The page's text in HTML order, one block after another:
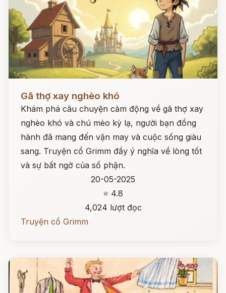
Gã thợ xay nghèo khó
Khám phá câu chuyện cảm động về gã thợ xay
nghèo khó và chú mèo kỳ lạ, người bạn đồng
hành đã mang đến vận may và cuộc sống giàu
sang. Truyện cổ Grimm đầy ý nghĩa về lòng tốt
và sự bất ngờ của số phận.
20-05-2025
⭐ 4.8
4,024 lượt đọc
Truyện cổ Grimm